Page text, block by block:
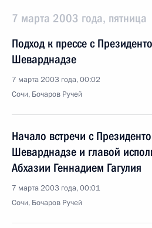
7 марта 2003 года, пятница
Подход к прессе с
Шеварднадзе
7 марта 2003 года, 00:02
Сочи, Бочаров Ручей
Начало встречи с
Шеварднадзе и главой
Абхазии Геннадием Гагулия
7 марта 2003 года, 00:01
Сочи, Бочаров Ручей